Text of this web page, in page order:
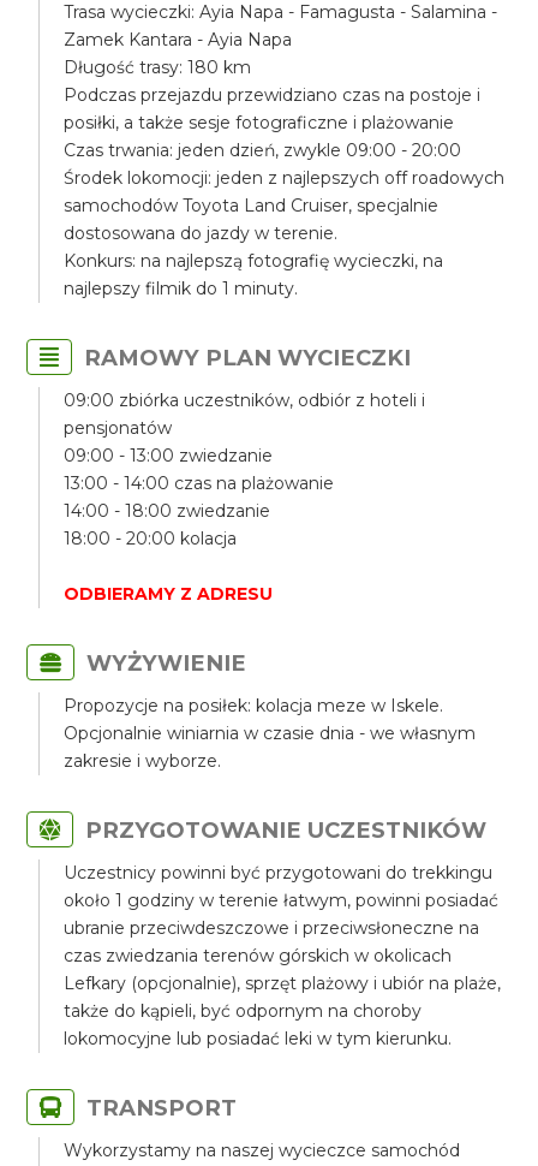
Trasa wycieczki: Ayia Napa - Famagusta - Salamina -
Zamek Kantara - Ayia Napa
Długość trasy: 180 km
Podczas przejazdu przewidziano czas na postoje i
posiłki, a także sesje fotograficzne i plażowanie
Czas trwania: jeden dzień, zwykle 09:00 - 20:00
Środek lokomocji: jeden z najlepszych off roadowych
samochodów Toyota Land Cruiser, specjalnie
dostosowana do jazdy w terenie.
Konkurs: na najlepszą fotografię wycieczki, na
najlepszy filmik do 1 minuty.
RAMOWY PLAN WYCIECZKI
09:00 zbiórka uczestników, odbiór z hoteli i
pensjonatów
09:00 - 13:00 zwiedzanie
13:00 - 14:00 czas na plażowanie
14:00 - 18:00 zwiedzanie
18:00 - 20:00 kolacja
ODBIERAMY Z ADRESU
WYŻYWIENIE
Propozycje na posiłek: kolacja meze w Iskele.
Opcjonalnie winiarnia w czasie dnia - we własnym
zakresie i wyborze.
PRZYGOTOWANIE UCZESTNIKÓW
Uczestnicy powinni być przygotowani do trekkingu
około 1 godziny w terenie łatwym, powinni posiadać
ubranie przeciwdeszczowe i przeciwsłoneczne na
czas zwiedzania terenów górskich w okolicach
Lefkary (opcjonalnie), sprzęt plażowy i ubiór na plaże,
także do kąpieli, być odpornym na choroby
lokomocyjne lub posiadać leki w tym kierunku.
TRANSPORT
Wykorzystamy na naszej wycieczce samochód